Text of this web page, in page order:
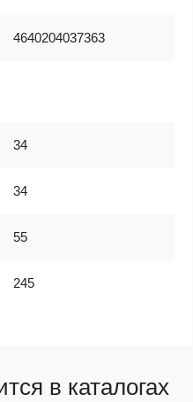
4640204037363
34
34
55
245
в каталогах